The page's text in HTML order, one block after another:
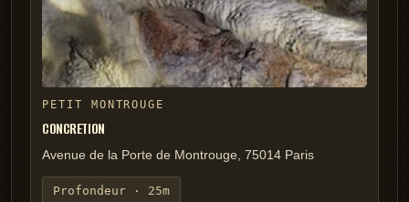
PETIT MONTROUGE
CONCRETION
Avenue de la Porte de Montrouge, 75014 Paris
Profondeur · 25m